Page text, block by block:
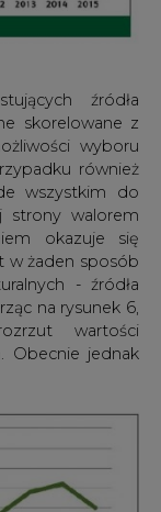
źródła
skorelowane z
wyboru
również
wszystkim do
strony walorem
okazuje się
w żaden sposób
- źródła
na rysunek 6,
wartości
Obecnie jednak